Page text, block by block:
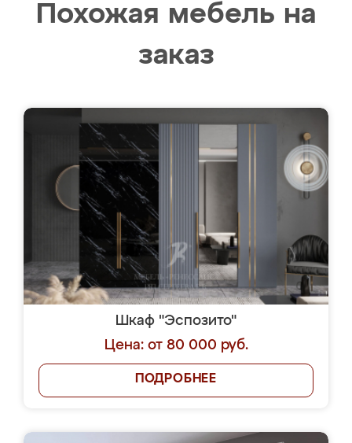
Похожая мебель на
заказ
Шкаф "Эспозито"
Цена: от 80 000 руб.
ПОДРОБНЕЕ